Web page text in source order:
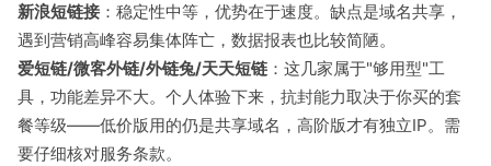
新浪短链接 ：稳定性中等，优势在于速度。缺点是域名共享，
遇到营销高峰容易集体阵亡，数据报表也比较简陋。
爱短链/微客外链/外链兔/天天短链 ：这几家属于"够用型"工
具，功能差异不大。个人体验下来，抗封能力取决于你买的套
餐等级——低价版用的仍是共享域名，高阶版才有独立IP。需
要仔细核对服务条款。